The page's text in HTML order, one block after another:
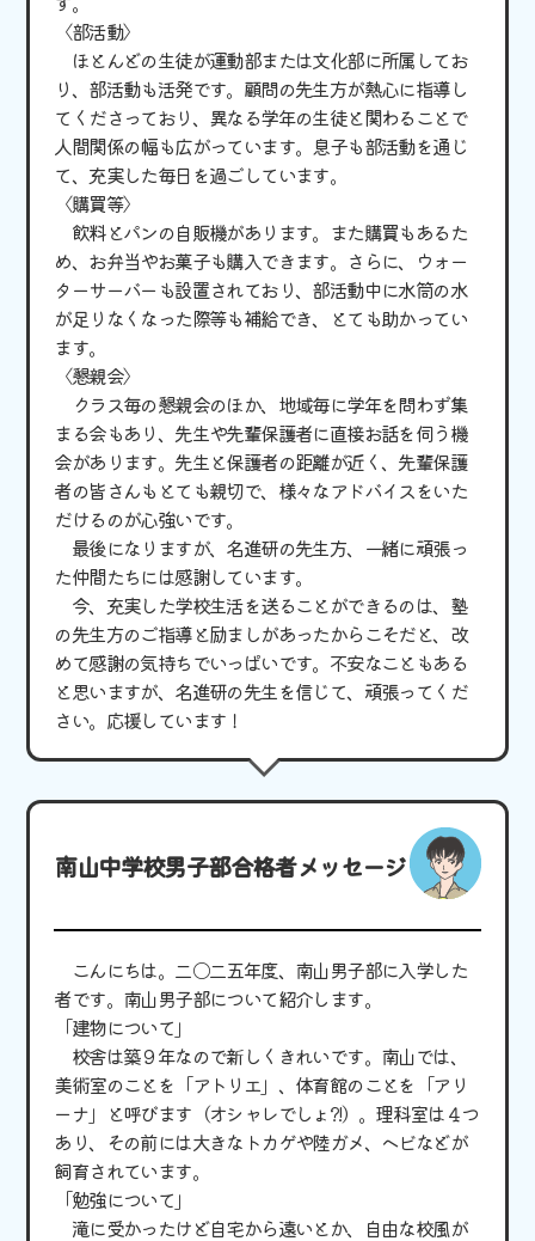
〈部活動〉
ほとんどの生徒が運動部または文化部に所属してお
り、部活動も活発です。顧問の先生方が熱心に指導し
てくださっており、異なる学年の生徒と関わることで
人間関係の幅も広がっています。息子も部活動を通じ
て、充実した毎日を過ごしています。
〈購買等〉
飲料とパンの自販機があります。また購買もあるた
め、お弁当やお菓子も購入できます。さらに、ウォー
ターサーバーも設置されており、部活動中に水筒の水
が足りなくなった際等も補給でき、とても助かってい
ます。
〈懇親会〉
クラス毎の懇親会のほか、地域毎に学年を問わず集
まる会もあり、先生や先輩保護者に直接お話を伺う機
会があります。先生と保護者の距離が近く、先輩保護
者の皆さんもとても親切で、様々なアドバイスをいた
だけるのが心強いです。
最後になりますが、名進研の先生方、一緒に頑張っ
た仲間たちには感謝しています。
今、充実した学校生活を送ることができるのは、塾
の先生方のご指導と励ましがあったからこそだと、改
めて感謝の気持ちでいっぱいです。不安なこともある
と思いますが、名進研の先生を信じて、頑張ってくだ
さい。応援しています！
南山中学校男子部合格者メッセージ
こんにちは。二〇二五年度、南山男子部に入学した
者です。南山男子部について紹介します。
「建物について」
校舎は築９年なので新しくきれいです。南山では、
美術室のことを「アトリエ」、体育館のことを「アリ
ーナ」と呼びます（オシャレでしょ?!）。理科室は４つ
あり、その前には大きなトカゲや陸ガメ、ヘビなどが
飼育されています。
「勉強について」
滝に受かったけど自宅から遠いとか、自由な校風が